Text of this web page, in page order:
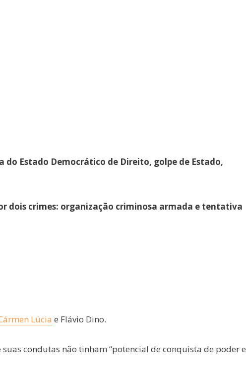
Estado Democrático de Direito, golpe de Estado,
dois crimes: organização criminosa armada e tentativa
Lúcia e Flávio Dino.
condutas não tinham “potencial de conquista de poder e